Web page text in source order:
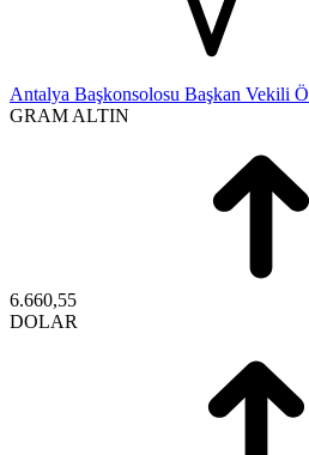
Antalya Başkonsolosu Başkan Vekili
GRAM ALTIN
6.660,55
DOLAR